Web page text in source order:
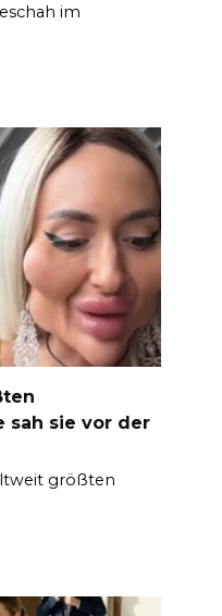
im
sah sie vor der
größten